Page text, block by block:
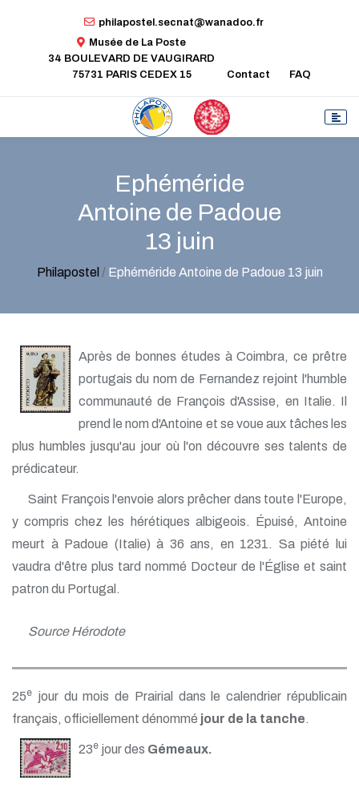
philapostel.secnat@wanadoo.fr
Musée de La Poste
34 BOULEVARD DE VAUGIRARD
75731 PARIS CEDEX 15
Contact FAQ
Ephéméride
Antoine de Padoue
13 juin
Philapostel / Ephéméride Antoine de Padoue 13 juin
Après de bonnes études à Coimbra, ce prêtre
portugais du nom de Fernandez rejoint l'humble
communauté de François d'Assise, en Italie. Il
prend le nom d'Antoine et se voue aux tâches les
plus humbles jusqu'au jour où l'on découvre ses talents de
prédicateur.
Saint François l'envoie alors prêcher dans toute l'Europe,
y compris chez les hérétiques albigeois. Épuisé, Antoine
meurt à Padoue (Italie) à 36 ans, en 1231. Sa piété lui
vaudra d'être plus tard nommé Docteur de l'Église et saint
patron du Portugal.
Source Hérodote
25e jour du mois de Prairial dans le calendrier républicain
français, officiellement dénommé jour de la tanche.
23ejour des Gémeaux.